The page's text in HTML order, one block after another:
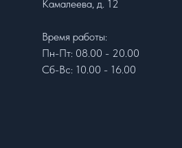
Камалеева, д. 12
Время работы:
Пн-Пт: 08.00 - 20.00
Сб-Вс: 10.00 - 16.00